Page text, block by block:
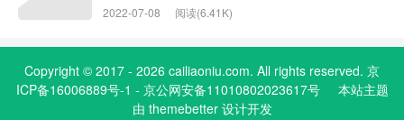
2022-07-08 阅读(6.41K)
Copyright © 2017 - 2026 cailiaoniu.com. All rights reserved. 京
ICP备16006889号-1 - 京公网安备11010802023617号
本站主题
由 themebetter设计开发